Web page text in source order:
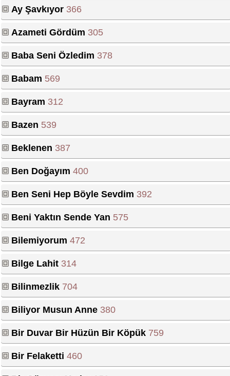
Ay Şavkıyor 366
Azameti Gördüm 305
Baba Seni Özledim 378
Babam 569
Bayram 312
Bazen 539
Beklenen 387
Ben Doğayım 400
Ben Seni Hep Böyle Sevdim 392
Beni Yaktın Sende Yan 575
Bilemiyorum 472
Bilge Lahit 314
Bilinmezlik 704
Biliyor Musun Anne 380
Bir Duvar Bir Hüzün Bir Köpük 759
Bir Felaketti 460